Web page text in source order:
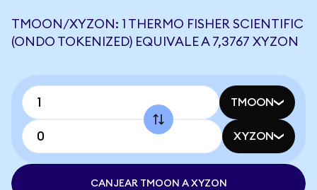
TMOON/XYZON: 1 THERMO FISHER SCIENTIFIC
(ONDO TOKENIZED) EQUIVALE A 7,3767 XYZON
TMOON
XYZON
CANJEAR TMOON A XYZON